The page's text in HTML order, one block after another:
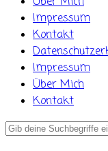
Impressum
Kontakt
Impressum
Über Mich
Kontakt
Search